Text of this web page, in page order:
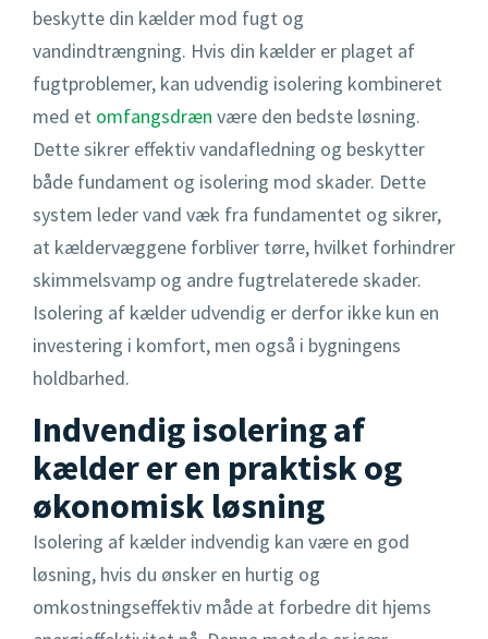
beskytte din kælder mod fugt og
vandindtrængning. Hvis din kælder er plaget af
fugtproblemer, kan udvendig isolering kombineret
med et omfangsdræn være den bedste løsning.
Dette sikrer effektiv vandafledning og beskytter
både fundament og isolering mod skader. Dette
system leder vand væk fra fundamentet og sikrer,
at kældervæggene forbliver tørre, hvilket forhindrer
skimmelsvamp og andre fugtrelaterede skader.
Isolering af kælder udvendig er derfor ikke kun en
investering i komfort, men også i bygningens
holdbarhed.
Indvendig isolering af
kælder er en praktisk og
økonomisk løsning
Isolering af kælder indvendig kan være en god
løsning, hvis du ønsker en hurtig og
omkostningseffektiv måde at forbedre dit hjems